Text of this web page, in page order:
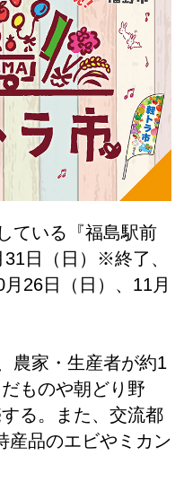
ている『福島駅前
日（日）※終了、
26日（日）、11月
農家・生産者が約1
ものや朝どり野
る。また、交流都
産品のエビやミカン